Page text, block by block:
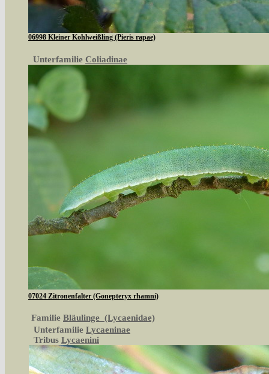
06998 Kleiner Kohlweißling (Pieris rapae)
Unterfamilie Coliadinae
07024 Zitronenfalter (Gonepteryx rhamni)
Familie Bläulinge (Lycaenidae)
Unterfamilie Lycaeninae
Tribus Lycaenini